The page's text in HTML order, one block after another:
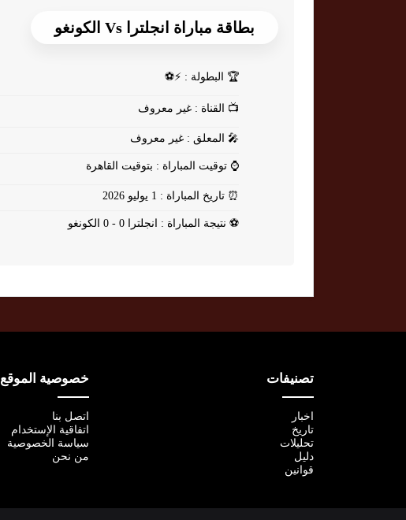
بطاقة مباراة انجلترا Vs الكونغو
🏆 البطولة : ⚡⚽
📺 القناة : غير معروف
🎤 المعلق : غير معروف
⌚ توقيت المباراة : بتوقيت القاهرة
⏰ تاريخ المباراة : 1 يوليو 2026
⚽ نتيجة المباراة : انجلترا 0 - 0 الكونغو
تصنيفات
اخبار
تاريخ
تحليلات
دليل
قوانين
خصوصية الموقع
اتصل بنا
اتفاقية الإستخدام
سياسة الخصوصية
من نحن